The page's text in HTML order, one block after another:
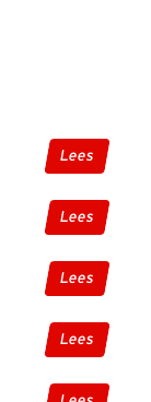
Lees
Lees
Lees
Lees